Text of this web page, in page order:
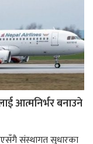
आत्मनिर्भर बनाउने
संस्थागत सुधारका